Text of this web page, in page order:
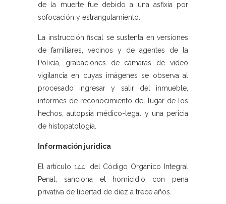
de la muerte fue debido a una asfixia por
sofocación y estrangulamiento.
La instrucción fiscal se sustenta en versiones
de familiares, vecinos y de agentes de la
Policía, grabaciones de cámaras de video
vigilancia en cuyas imágenes se observa al
procesado ingresar y salir del inmueble,
informes de reconocimiento del lugar de los
hechos, autopsia médico-legal y una pericia
de histopatología.
Información jurídica
El artículo 144, del Código Orgánico Integral
Penal, sanciona el homicidio con pena
privativa de libertad de diez a trece años.